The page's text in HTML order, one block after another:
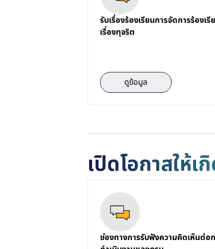
รับเรื่องร้องเรียนการจัดการร้องเรี
เรื่องทุจริต
ดูข้อมูล
เปิดโอกาสให้
ช่องทางการรับฟังความคิดเห็นต่อ